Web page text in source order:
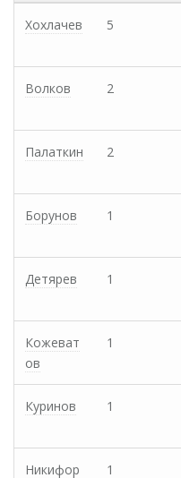
Хохлачев 5
Волков 2
Палаткин 2
Борунов 1
Детярев 1
Кожеват
ов
1
Куринов 1
Никифор
1